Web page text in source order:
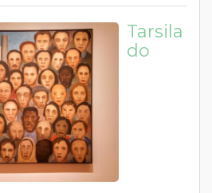
Tarsila
do